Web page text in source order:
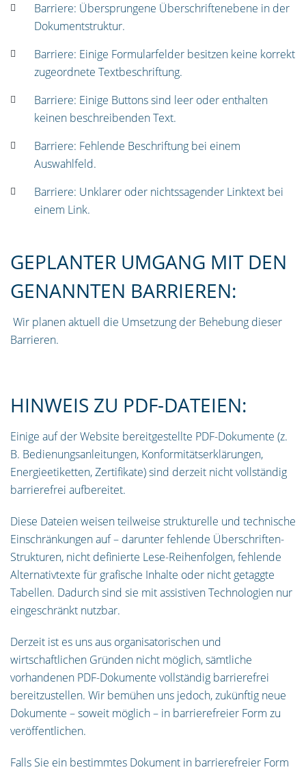
Barriere: Übersprungene Überschriften­ebene in der
Dokumentstruktur.
Barriere: Einige Formularfelder besitzen keine korrekt
zugeordnete Textbeschriftung.
Barriere: Einige Buttons sind leer oder enthalten
keinen beschreibenden Text.
Barriere: Fehlende Beschriftung bei einem
Auswahlfeld.
Barriere: Unklarer oder nichtssagender Linktext bei
einem Link.
GEPLANTER UMGANG MIT DEN
GENANNTEN BARRIEREN:
Wir planen aktuell die Umsetzung der Behebung dieser
Barrieren.
HINWEIS ZU PDF-DATEIEN:
Einige auf der Website bereitgestellte PDF-Dokumente (z.
B. Bedienungsanleitungen, Konformitätserklärungen,
Energieetiketten, Zertifikate) sind derzeit nicht vollständig
barrierefrei aufbereitet.
Diese Dateien weisen teilweise strukturelle und technische
Einschränkungen auf – darunter fehlende Überschriften-
Strukturen, nicht definierte Lese-Reihenfolgen, fehlende
Alternativtexte für grafische Inhalte oder nicht getaggte
Tabellen. Dadurch sind sie mit assistiven Technologien nur
eingeschränkt nutzbar.
Derzeit ist es uns aus organisatorischen und
wirtschaftlichen Gründen nicht möglich, sämtliche
vorhandenen PDF-Dokumente vollständig barrierefrei
bereitzustellen. Wir bemühen uns jedoch, zukünftig neue
Dokumente – soweit möglich – in barrierefreier Form zu
veröffentlichen.
Falls Sie ein bestimmtes Dokument in barrierefreier Form